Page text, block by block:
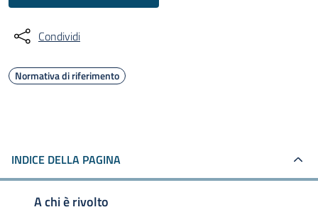
Condividi
Normativa di riferimento
INDICE DELLA PAGINA
A chi è rivolto